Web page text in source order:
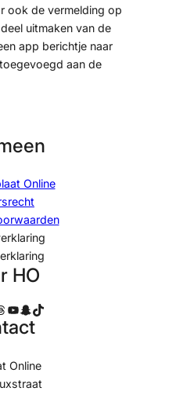
ook de vermelding op
uitmaken van de
app berichtje naar
aan de
Online
HO
YouTube Snapchat TikTok
Online